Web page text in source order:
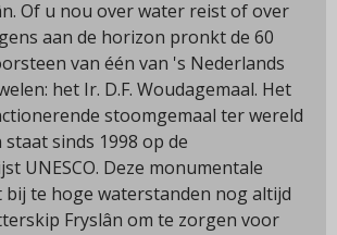
Of u nou over water reist of over
aan de horizon pronkt de 60
van één van 's Nederlands
het Ir. D.F. Woudagemaal. Het
stoomgemaal ter wereld
sinds 1998 op de
UNESCO. Deze monumentale
te hoge waterstanden nog altijd
Fryslân om te zorgen voor